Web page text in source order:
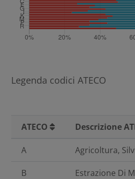
Legenda codici ATECO
ATECO Descrizione
A Agricoltura,
B Estrazione Di